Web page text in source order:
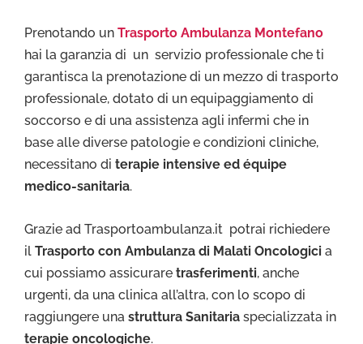
Prenotando un Trasporto Ambulanza Montefano
hai la garanzia di un servizio professionale che ti
garantisca la prenotazione di un mezzo di trasporto
professionale, dotato di un equipaggiamento di
soccorso e di una assistenza agli infermi che in
base alle diverse patologie e condizioni cliniche,
necessitano di terapie intensive ed équipe
medico-sanitaria.
Grazie ad Trasportoambulanza.it potrai richiedere
il Trasporto con Ambulanza di Malati Oncologici a
cui possiamo assicurare trasferimenti, anche
urgenti, da una clinica all’altra, con lo scopo di
raggiungere una struttura Sanitaria specializzata in
terapie oncologiche.